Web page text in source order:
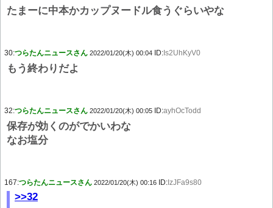
たまーに中本かカップヌードル食うぐらいやな
30:つらたんニュースさん 2022/01/20(木) 00:04 ID: Is2UhKyV0
もう終わりだよ
32:つらたんニュースさん 2022/01/20(木) 00:05 ID:ayhOcTodd
保存が効くのがでかいわな
なお塩分
167:つらたんニュースさん 2022/01/20(木) 00:16 ID: IzJFa9s80
>>32